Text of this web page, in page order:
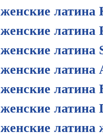
женские латина
женские латина
женские латина
женские латина
женские латина
женские латина
женские латина